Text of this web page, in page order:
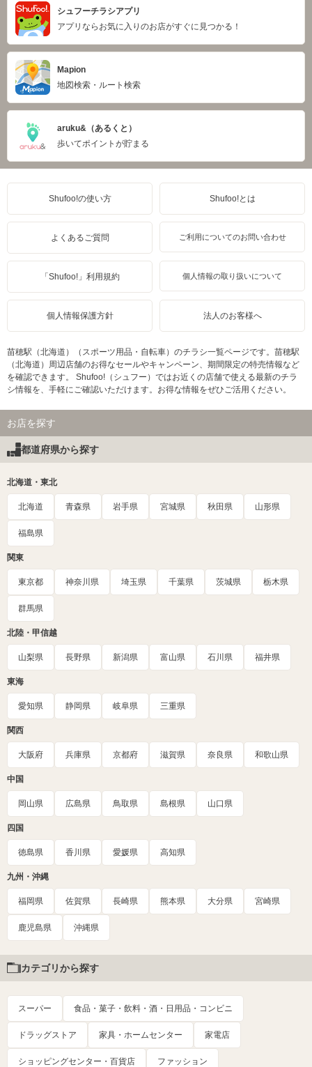
シュフーチラシアプリ
アプリならお気に入りのお店がすぐに見つかる！
Mapion
地図検索・ルート検索
aruku&（あるくと）
歩いてポイントが貯まる
Shufoo!の使い方 Shufoo!とは
よくあるご質問 ご利用についてのお問い合わせ
「Shufoo!」利用規約 個人情報の取り扱いについて
個人情報保護方針 法人のお客様へ
苗穂駅（北海道）（スポーツ用品・自転車）のチラシ一覧ページです。苗穂駅
（北海道）周辺店舗のお得なセールやキャンペーン、期間限定の特売情報など
を確認できます。 Shufoo!（シュフー）ではお近くの店舗で使える最新のチラ
シ情報を、手軽にご確認いただけます。お得な情報をぜひご活用ください。
お店を探す
都道府県から探す
北海道・東北
北海道 青森県 岩手県 宮城県 秋田県 山形県
福島県
関東
東京都 神奈川県 埼玉県 千葉県 茨城県 栃木県
群馬県
北陸・甲信越
山梨県 長野県 新潟県 富山県 石川県 福井県
東海
愛知県 静岡県 岐阜県 三重県
関西
大阪府 兵庫県 京都府 滋賀県 奈良県 和歌山県
中国
岡山県 広島県 鳥取県 島根県 山口県
四国
徳島県 香川県 愛媛県 高知県
九州・沖縄
福岡県 佐賀県 長崎県 熊本県 大分県 宮崎県
鹿児島県 沖縄県
カテゴリから探す
スーパー 食品・菓子・飲料・酒・日用品・コンビニ
ドラッグストア 家具・ホームセンター 家電店
ショッピングセンター・百貨店 ファッション